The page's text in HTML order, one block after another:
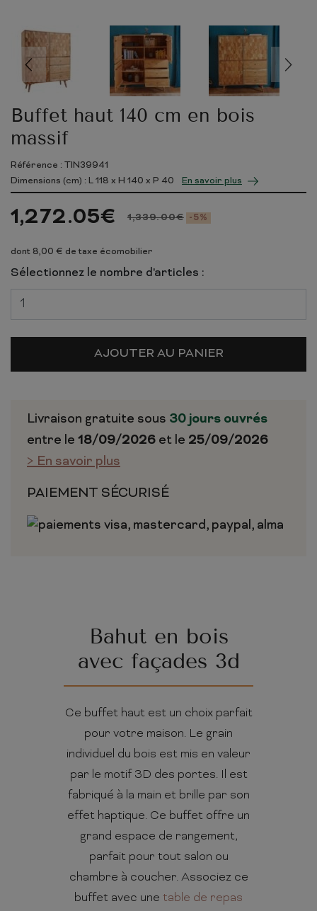
Buffet haut 140 cm en bois
massif
Référence : TIN39941
Dimensions (cm) : L118 x H 140 x P 40 En savoir plus
1,339.00€ -5%
1,272.05€
dont 8,00 € de taxe écomobilier
Sélectionnez le nombre d'articles :
AJOUTER AU PANIER
Livraison gratuite sous 30 jours ouvrés
entre le 18/09/2026 et le 25/09/2026
> En savoir plus
PAIEMENT SÉCURISÉ
Bahut en bois
avec façades 3d
Ce buffet haut est un choix parfait
pour votre maison. Le grain
individuel du bois est mis en valeur
par le motif 3D des portes. Il est
fabriqué à la main et brille par son
effet haptique. Ce buffet offre un
grand espace de rangement,
parfait pour tout salon ou
chambre à coucher. Associez ce
buffet avec une table de repas